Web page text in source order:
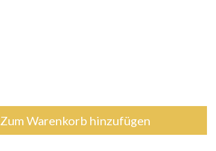
Zum Warenkorb hinzufügen